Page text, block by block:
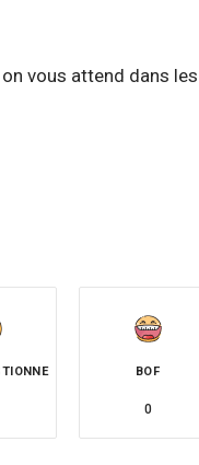
vous attend dans les
BOF
0